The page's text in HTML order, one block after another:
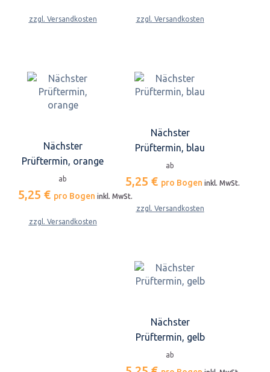
zzgl. Versandkosten zzgl. Versandkosten
Nächster
Prüftermin, orange
ab
5,25 € pro Bogen inkl. MwSt.
zzgl. Versandkosten
Nächster
Prüftermin, blau
ab
5,25 € pro Bogen inkl. MwSt.
zzgl. Versandkosten
Nächster
Prüftermin, gelb
ab